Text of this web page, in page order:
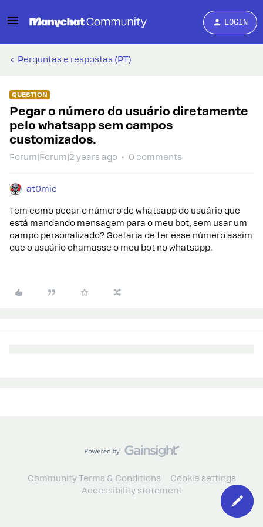
LOGIN
Perguntas e respostas (PT)
QUESTION
Pegar o número do usuário diretamente
pelo whatsapp sem campos
customizados.
Forum|Forum|2 years ago 0 comments
at0mic
Tem como pegar o número de whatsapp do usuário que
está mandando mensagem para o meu bot, sem usar um
campo personalizado? Gostaria de ter esse número assim
que o usuário chamasse o meu bot no whatsapp.
Community Terms & Conditions
Cookie settings
Accessibility statement